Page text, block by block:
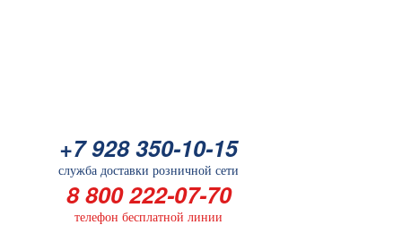
+7 928 350-10-15
служба доставки розничной сети
8 800 222-07-70
телефон бесплатной линии
служба доставки розничной сети
8 800 222-07-70
телефон бесплатной линии